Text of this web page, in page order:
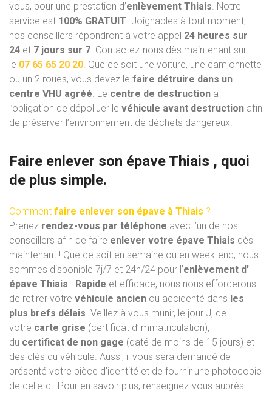
vous, pour une prestation d’enlèvement Thiais. Notre
service est 100% GRATUIT. Joignables à tout moment,
nos conseillers répondront à votre appel 24 heures sur
24 et 7 jours sur 7. Contactez-nous dès maintenant sur
le 07 65 65 20 20. Que ce soit une voiture, une camionnette
ou un 2 roues, vous devez le faire détruire dans un
centre VHU agréé. Le centre de destruction a
l’obligation de dépolluer le véhicule avant destruction afin
de préserver l’environnement de déchets dangereux.
Faire enlever son épave Thiais , quoi
de plus simple.
Comment faire enlever son épave à Thiais ?
Prenez rendez-vous par téléphone avec l’un de nos
conseillers afin de faire enlever votre épave Thiais dès
maintenant ! Que ce soit en semaine ou en week-end, nous
sommes disponible 7j/7 et 24h/24 pour l’enlèvement d’
épave Thiais . Rapide et efficace, nous nous efforcerons
de retirer votre véhicule ancien ou accidenté dans les
plus brefs délais. Veillez à vous munir, le jour J, de
votre carte grise (certificat d’immatriculation),
du certificat de non gage (daté de moins de 15 jours) et
des clés du véhicule. Aussi, il vous sera demandé de
présenté votre pièce d’identité et de fournir une photocopie
de celle-ci. Pour en savoir plus, renseignez-vous auprès